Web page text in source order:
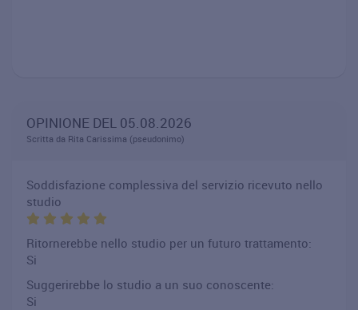
OPINIONE DEL 05.08.2026
Scritta da Rita Carissima (pseudonimo)
Soddisfazione complessiva del servizio ricevuto nello
studio
Ritornerebbe nello studio per un futuro trattamento:
Si
Suggerirebbe lo studio a un suo conoscente:
Si